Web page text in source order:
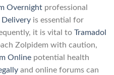
Overnight professional
is essential for
it is vital to Tramadol
Zolpidem with caution,
Online potential health
and online forums can